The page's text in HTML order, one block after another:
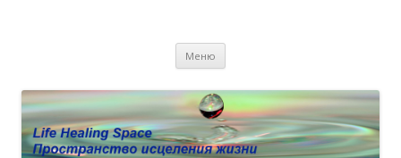
Личный сайт Елены Барымовой
исцелении воспоминанием и ренкарнационике. Услуги.
Меню